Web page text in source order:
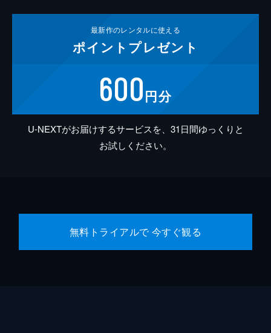
最新作のレンタルに使える
ポイント プレゼント
600円分
U-NEXTがお届けするサービスを、31日間ゆっくりと
お試しください。
無料トライアルで 今すぐ観る